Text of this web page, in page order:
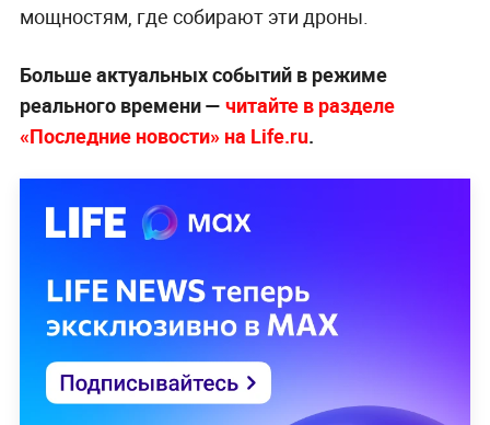
мощностям, где собирают эти дроны.
Больше актуальных событий в режиме
реального времени — читайте в разделе
«Последние новости» на Life.ru.